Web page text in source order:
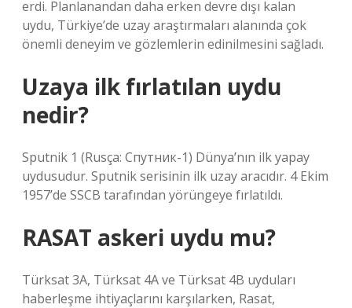
erdi. Planlanandan daha erken devre dışı kalan
uydu, Türkiye’de uzay araştırmaları alanında çok
önemli deneyim ve gözlemlerin edinilmesini sağladı.
Uzaya ilk fırlatılan uydu
nedir?
Sputnik 1 (Rusça: Спутник-1) Dünya’nın ilk yapay
uydusudur. Sputnik serisinin ilk uzay aracıdır. 4 Ekim
1957’de SSCB tarafından yörüngeye fırlatıldı.
RASAT askeri uydu mu?
Türksat 3A, Türksat 4A ve Türksat 4B uyduları
haberleşme ihtiyaçlarını karşılarken, Rasat,